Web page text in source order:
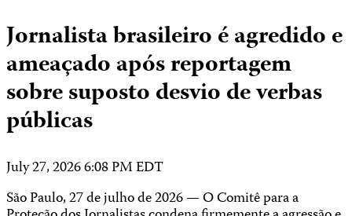
Jornalista brasileiro é agredido e
ameaçado após reportagem
sobre suposto desvio de verbas
públicas
July 27, 2026 6:08 PM EDT
São Paulo, 27 de julho de 2026 — O Comitê para a